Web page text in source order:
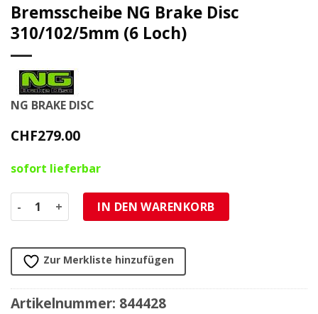
Bremsscheibe NG Brake Disc
310/102/5mm (6 Loch)
NG BRAKE DISC
CHF279.00
sofort lieferbar
Bremsscheibe NG Brake Disc 310/102/5mm (6 Loch) Menge
IN DEN WARENKORB
Zur Merkliste hinzufügen
Artikelnummer: 844428